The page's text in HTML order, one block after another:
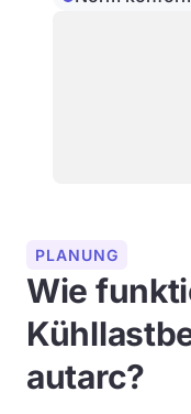
PLANUNG
Wie
autarc?